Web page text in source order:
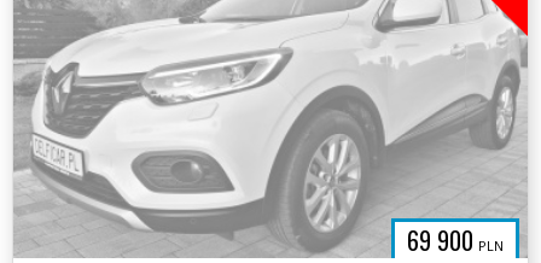
69 900 PLN